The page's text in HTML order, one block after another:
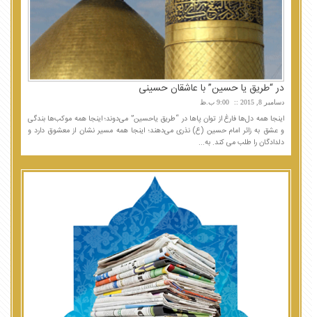
در “طریق یا حسین” با عاشقان حسینی
دسامبر 8, 2015 9:00 ب.ظ
اینجا همه دل‌ها فارغ از توان پاها در “طریق یاحسین” می‌دوند؛ اینجا همه موکب‌ها بندگی
و عشق به زائر امام حسین (ع) نذری می‌دهند؛ اینجا همه مسیر نشان از معشوق دارد و
دلدادگان را طلب می کند. به...